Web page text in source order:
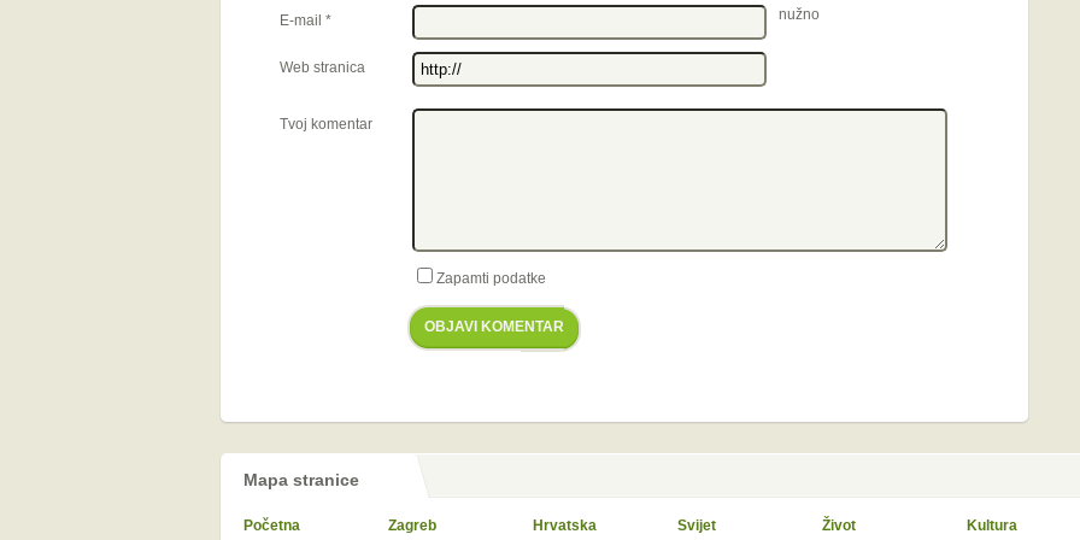
E-mail * nužno
Web stranica
Tvoj komentar
Zapamti podatke
OBJAVI KOMENTAR
Mapa stranice
Početna Zagreb Hrvatska Svijet Život Kultura